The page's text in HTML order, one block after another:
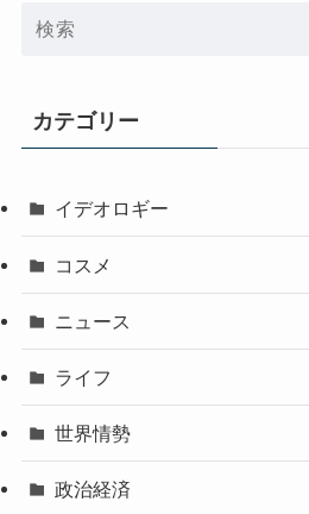
カテゴリー
イデオロギー
コスメ
ニュース
ライフ
世界情勢
政治経済